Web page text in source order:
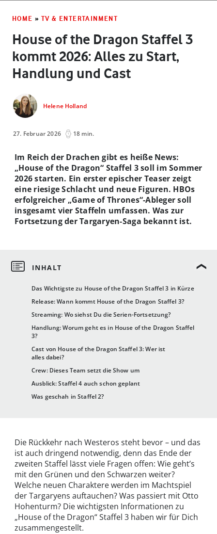
HOME » TV & ENTERTAINMENT
House of the Dragon Staffel 3
kommt 2026: Alles zu Start,
Handlung und Cast
Helene Holland
27. Februar 2026 18 min.
Das Wichtigste zu House of the Dragon Staffel 3 in Kürze
Release: Wann kommt House of the Dragon Staffel 3?
Streaming: Wo siehst Du die Serien-Fortsetzung?
Handlung: Worum geht es in House of the Dragon Staffel
3?
Cast von House of the Dragon Staffel 3: Wer ist
alles dabei?
Crew: Dieses Team setzt die Show um
Ausblick: Staffel 4 auch schon geplant
Was geschah in Staffel 2?
Im Reich der Drachen gibt es heiße News:
„House of the Dragon“ Staffel 3 soll im Sommer
2026 starten. Ein erster epischer Teaser zeigt
eine riesige Schlacht und neue Figuren. HBOs
erfolgreicher „Game of Thrones“-Ableger soll
insgesamt vier Staffeln umfassen. Was zur
Fortsetzung der Targaryen-Saga bekannt ist.
Die Rückkehr nach Westeros steht bevor – und das
ist auch dringend notwendig, denn das Ende der
zweiten Staffel lässt viele Fragen offen: Wie geht’s
mit den Grünen und den Schwarzen weiter?
Welche neuen Charaktere werden im Machtspiel
der Targaryens auftauchen? Was passiert mit Otto
Hohenturm? Die wichtigsten Informationen zu
„House of the Dragon“ Staffel 3 haben wir für Dich
zusammengestellt.